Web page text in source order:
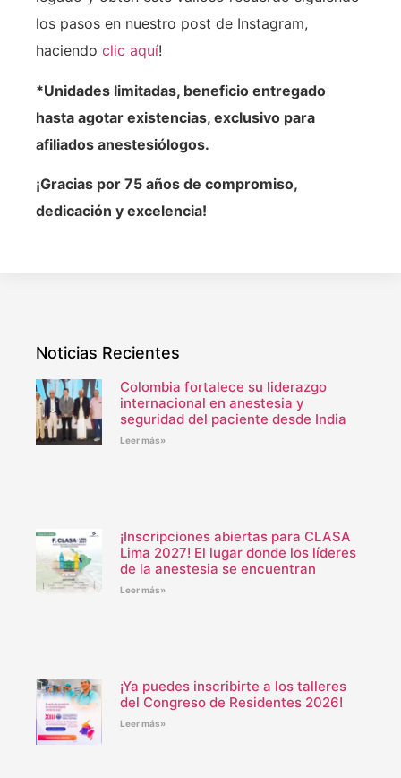
los pasos en nuestro post de Instagram,
haciendo clic aquí!
*Unidades limitadas, beneficio entregado
hasta agotar existencias, exclusivo para
afiliados anestesiólogos.
¡Gracias por 75 años de compromiso,
dedicación y excelencia!
Noticias Recientes
Colombia fortalece su liderazgo
internacional en anestesia y
seguridad del paciente desde India
Leer más»
¡Inscripciones abiertas para CLASA
Lima 2027! El lugar donde los líderes
de la anestesia se encuentran
Leer más»
¡Ya puedes inscribirte a los talleres
del Congreso de Residentes 2026!
Leer más»